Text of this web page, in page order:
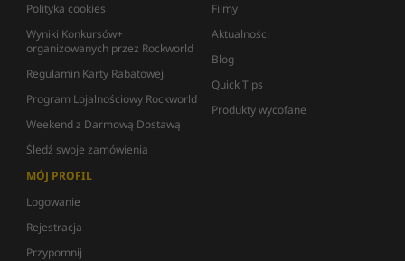
Polityka cookies
Wyniki Konkursów+
organizowanych przez Rockworld
Regulamin Karty Rabatowej
Program Lojalnościowy Rockworld
Weekend z Darmową Dostawą
Śledź swoje zamówienia
Filmy
Aktualności
Blog
Quick Tips
Produkty wycofane
MÓJ PROFIL
Logowanie
Rejestracja
Przypomnij